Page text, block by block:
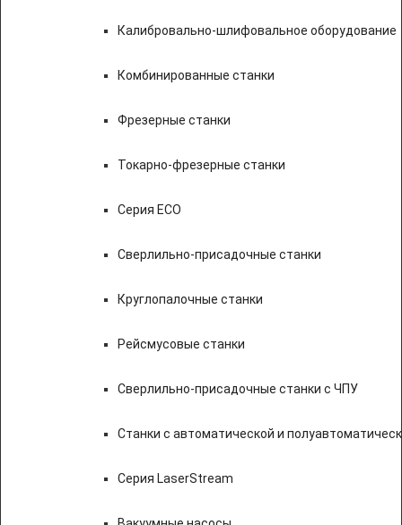
Калибровально-шлифовальное оборудование
Комбинированные станки
Фрезерные станки
Токарно-фрезерные станки
Серия ECO
Сверлильно-присадочные станки
Круглопалочные станки
Рейсмусовые станки
Сверлильно-присадочные станки с ЧПУ
Станки с автоматической и
Серия LaserStream